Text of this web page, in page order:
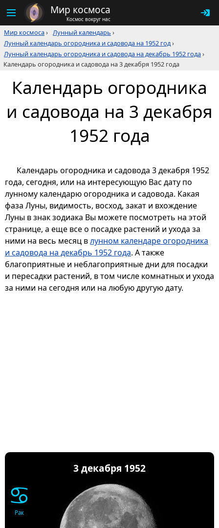
Мир космоса
Космос вокруг нас
Мир космоса› Лунный календарь ›
Лунный календарь огородника и садовода на 1952 год›
Лунный календарь огородника и садовода на декабрь 1952 года›
Календарь огородника и садовода на 3 декабря 1952 года
Календарь огородника
и садовода на 3 декабря
1952 года
Календарь огородника и садовода 3 декабря 1952
года, сегодня, или на интересующую Вас дату по
лунному календарю огородника и садовода. Какая
фаза Луны, видимость, восход, закат и вхождение
Луны в знак зодиака Вы можете посмотреть на этой
странице, а еще все о посадке растений и ухода за
ними на весь месяц влунном календаре огородника
и садовода на декабрь 1952 года. А также
благоприятные и неблагоприятные дни для посадки
и пересадки растений, в том числе комнатных и ухода
за ними на сегодня или на любую другую дату.
3 декабря 1952
♋
Рак